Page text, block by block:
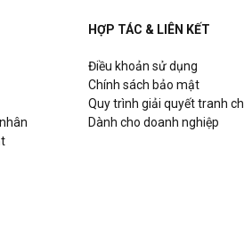
HỢP TÁC & LIÊN KẾT
Điều khoản sử dụng
Chính sách bảo mật
Quy trình giải quyết tranh
Dành cho doanh nghiệp